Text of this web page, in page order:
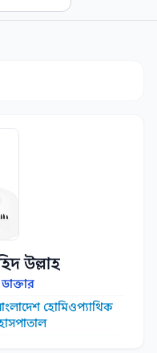
উল্লাহ
হোমিওপ্যাথিক